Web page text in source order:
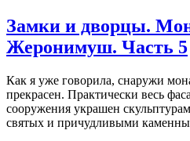
Замки и дворцы.
Жеронимуш. Часть 5
Как я уже говорила, снаружи
прекрасен. Практически весь
сооружения украшен
святых и причудливыми